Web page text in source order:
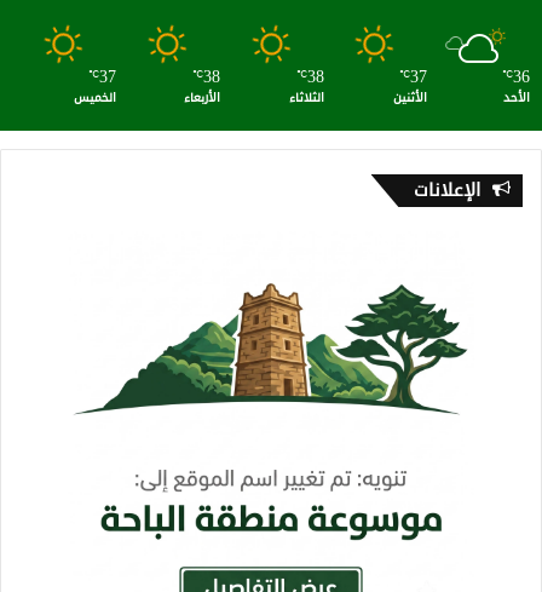
36
℃
الأحد
37
℃
الأثنين
38
℃
الثلاثاء
38
℃
الأربعاء
37
℃
الخميس
الإعلانات